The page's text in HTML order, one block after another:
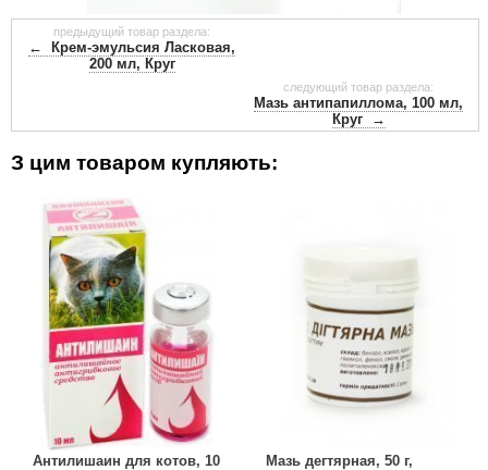
предыдущий товар раздела:
← Крем-эмульсия Ласковая,
200 мл, Круг
следующий товар раздела:
Мазь антипапиллома, 100 мл,
Круг →
З цим товаром купляють:
Антилишаин для котов, 10
Мазь дегтярная, 50 г,